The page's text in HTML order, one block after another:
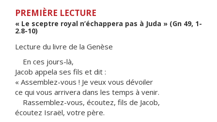
PREMIÈRE LECTURE
« Le sceptre royal n’échappera pas à Juda » (Gn 49, 1-
2.8-10)
Lecture du livre de la Genèse
En ces jours-là,
Jacob appela ses fils et dit :
« Assemblez-vous ! Je veux vous dévoiler
ce qui vous arrivera dans les temps à venir.
Rassemblez-vous, écoutez, fils de Jacob,
écoutez Israël, votre père.